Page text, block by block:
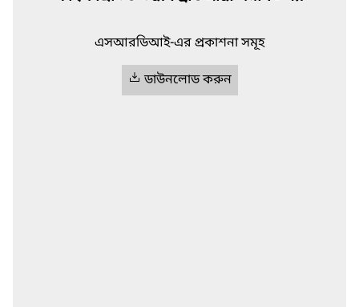
এসআরডিআই-এর প্রকাশনা সমূহ
ডাউনলোড করুন